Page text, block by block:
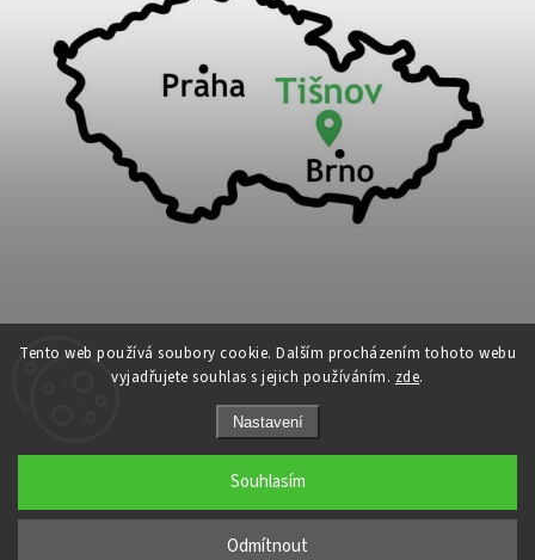
Tento web používá soubory cookie. Dalším procházením tohoto webu
vyjadřujete souhlas s jejich používáním. zde.
Nastavení
Odmítnout
Souhlasím
Cykloport. Všechna práva vyhrazena.
Upravit nastavení cookies